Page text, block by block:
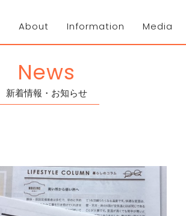
About Information Media
News
新着情報・お知らせ